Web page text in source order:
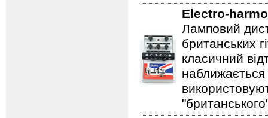
Electro-
Ламповий
британських
класичний